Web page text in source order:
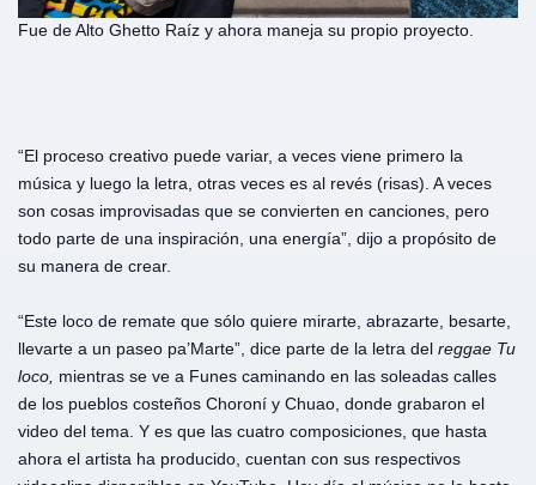
Fue de Alto Ghetto Raíz y ahora maneja su propio proyecto.
“El proceso creativo puede variar, a veces viene primero la
música y luego la letra, otras veces es al revés (risas). A veces
son cosas improvisadas que se convierten en canciones, pero
todo parte de una inspiración, una energía”, dijo a propósito de
su manera de crear.
“Este loco de remate que sólo quiere mirarte, abrazarte, besarte,
llevarte a un paseo pa’Marte”, dice parte de la letra del reggae Tu
loco, mientras se ve a Funes caminando en las soleadas calles
de los pueblos costeños Choroní y Chuao, donde grabaron el
video del tema. Y es que las cuatro composiciones, que hasta
ahora el artista ha producido, cuentan con sus respectivos